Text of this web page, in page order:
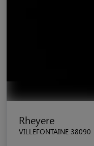
Rheyere
VILLEFONTAINE 38090